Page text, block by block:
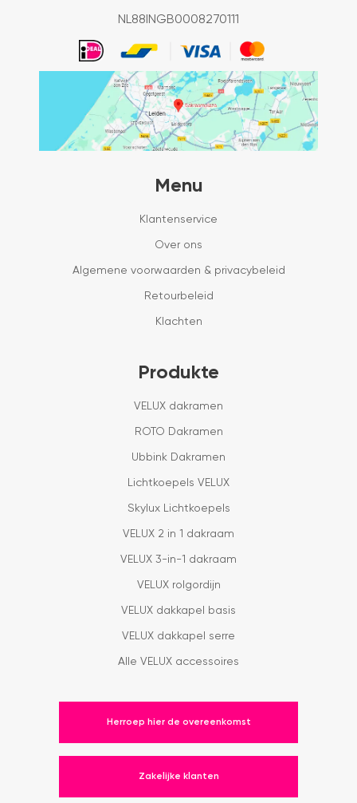
NL88INGB0008270111
Menu
Klantenservice
Over ons
Algemene voorwaarden & privacybeleid
Retourbeleid
Klachten
Produkte
VELUX dakramen
ROTO Dakramen
Ubbink Dakramen
Lichtkoepels VELUX
Skylux Lichtkoepels
VELUX 2 in 1 dakraam
VELUX 3-in-1 dakraam
VELUX rolgordijn
VELUX dakkapel basis
VELUX dakkapel serre
Alle VELUX accessoires
Herroep hier de overeenkomst
Zakelijke klanten